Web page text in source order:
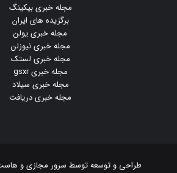
مجله خبری بیکینگ
برگزیده های ایران
مجله خبری یولن
مجله خبری نیوزلن
مجله خبری لستک
مجله خبری gsxr
مجله خبری سیلاد
مجله خبری دریافت
طراحی و توسعه توسط سرور مجازیو